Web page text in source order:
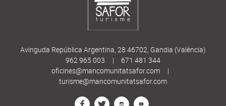
Avinguda República Argentina, 28 46702, Gandia (València)
962 965 003
|
671 481 344
oficines@mancomunitatsafor.com
|
turisme@mancomunitatsafor.com